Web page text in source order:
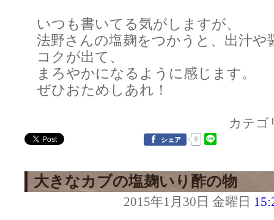
いつも書いてる気がしますが、
法野さんの塩麹をつかうと、出汁や
コクが出て、
まろやかになるように感じます。
ぜひおためしあれ！
カテゴ
シェア 0
大きなカブの塩麹いり酢の物
2015年1月30日 金曜日